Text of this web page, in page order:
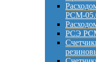
РСМ-
РСЭ